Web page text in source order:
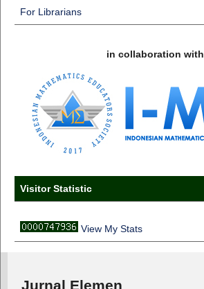
For Librarians
in collaboration with
Visitor Statistic
View My Stats
Jurnal Elemen